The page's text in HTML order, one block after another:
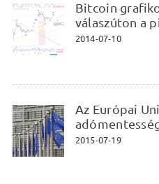
Bitcoin
válaszúton a
2014-07-10
Az Európai
2015-07-19